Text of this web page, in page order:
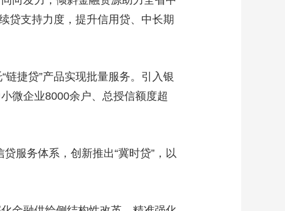
贷支持力度，提升信用贷、中长期
捷贷”产品实现批量服务。引入银
微企业8000余户、总授信额度超
服务体系，创新推出“冀时贷”，以